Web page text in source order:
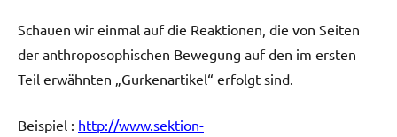
Schauen wir einmal auf die Reaktionen, die von Seiten
der anthroposophischen Bewegung auf den im ersten
Teil erwähnten „Gurkenartikel“ erfolgt sind.
Beispiel : http://www.sektion-